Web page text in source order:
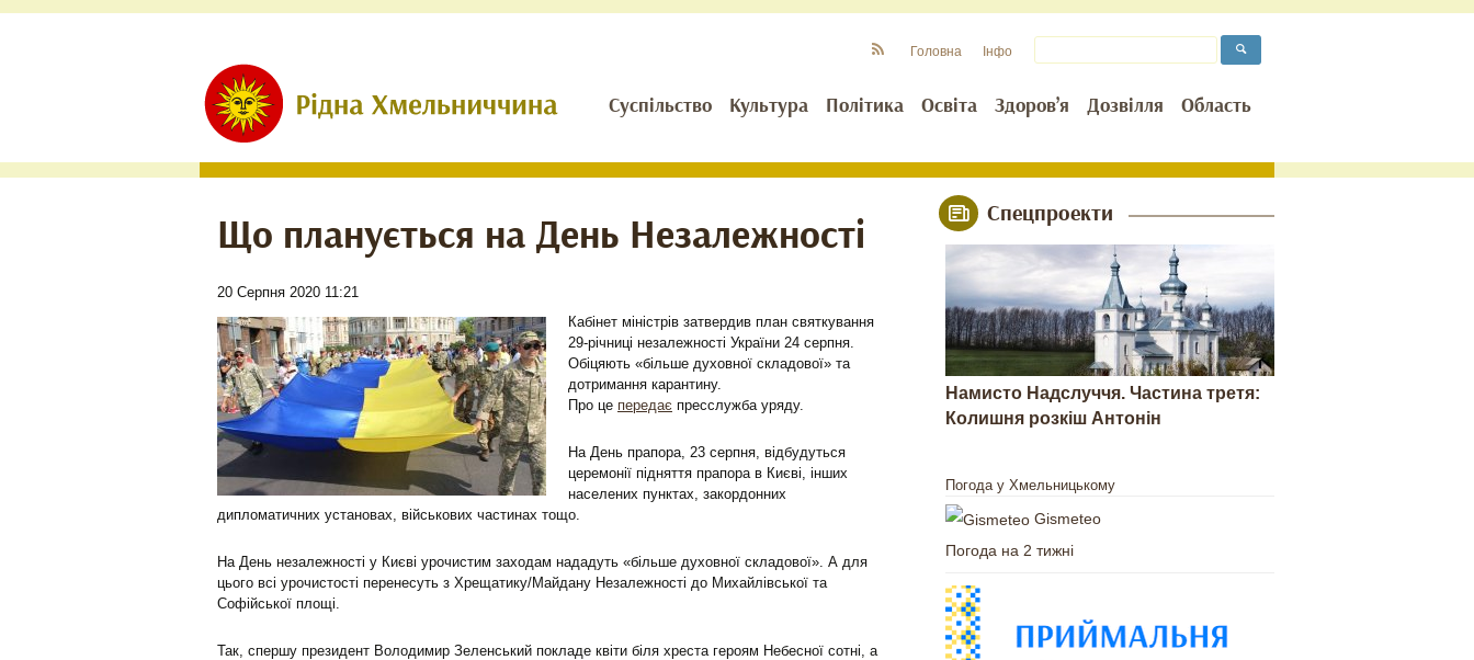
Суспільство Культура Політика Освіта Здоров’я Дозвілля Область
Головна Інфо
Що планується на День Незалежності
20 Серпня 2020 11:21
Кабінет міністрів затвердив план святкування
29-річниці незалежності України 24 серпня.
Обіцяють «більше духовної складової» та
дотримання карантину.
Про це передає пресслужба уряду.
На День прапора, 23 серпня, відбудуться
церемонії підняття прапора в Києві, інших
населених пунктах, закордонних
дипломатичних установах, військових частинах тощо.
На День незалежності у Києві урочистим заходам нададуть «більше духовної складової». А для
цього всі урочистості перенесуть з Хрещатику/Майдану Незалежності до Михайлівської та
Софійської площі.
Так, спершу президент Володимир Зеленський покладе квіти біля хреста героям Небесної сотні, а
Спецпроекти
Намисто Надслуччя. Частина третя:
Колишня розкіш Антонін
Погода у Хмельницькому
Gismeteo
Погода на 2 тижні